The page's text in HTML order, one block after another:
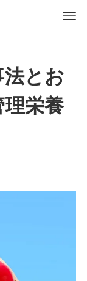
とお
栄養